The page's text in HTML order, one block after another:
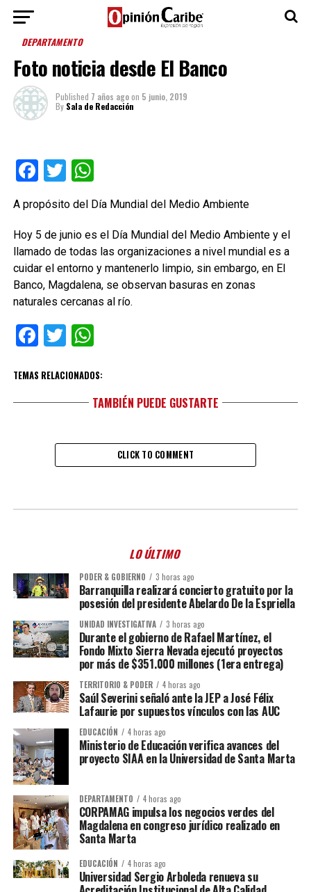
DEPARTAMENTO
Foto noticia desde El Banco
Published 7 años agoon 5 junio, 2019
By Sala de Redacción
Facebook
TwitterWhatsApp
A propósito del Día Mundial del Medio Ambiente
Hoy 5 de junio es el Día Mundial del Medio Ambiente y el
llamado de todas las organizaciones a nivel mundial es a
cuidar el entorno y mantenerlo limpio, sin embargo, en El
Banco, Magdalena, se observan basuras en zonas
naturales cercanas al río.
Facebook
TwitterWhatsApp
TEMAS RELACIONADOS:
TAMBIÉN PUEDE GUSTARTE
CLICK TO COMMENT
LO ÚLTIMO
PODER & GOBIERNO 3 horas ago
Barranquilla realizará concierto gratuito por la
posesión del presidente Abelardo De la Espriella
UNIDAD INVESTIGATIVA 3 horas ago
Durante el gobierno de Rafael Martínez, el
Fondo Mixto Sierra Nevada ejecutó proyectos
por más de $351.000 millones (1era entrega)
TERRITORIO & PODER 4 horas ago
Saúl Severini señaló ante la JEP a José Félix
Lafaurie por supuestos vínculos con las AUC
EDUCACIÓN 4 horas ago
Ministerio de Educación verifica avances del
proyecto SIAA en la Universidad de Santa Marta
DEPARTAMENTO 4 horas ago
CORPAMAG impulsa los negocios verdes del
Magdalena en congreso jurídico realizado en
Santa Marta
EDUCACIÓN 4 horas ago
Universidad Sergio Arboleda renueva su